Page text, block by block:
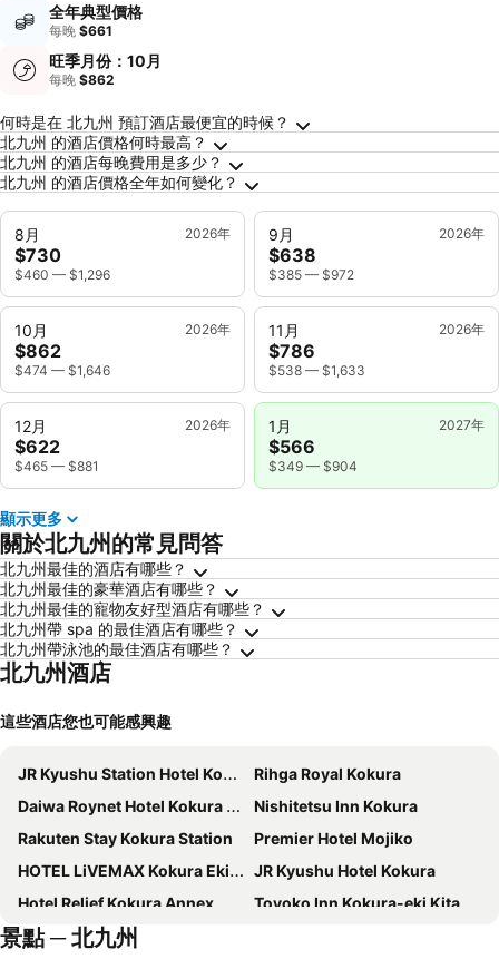
全年典型價格
每晚 $661
旺季月份：10月
每晚 $862
關於北九州的常見問答
何時是在 北九州 預訂酒店最便宜的時候？
北九州 的酒店價格何時最高？
北九州 的酒店每晚費用是多少？
北九州 的酒店價格全年如何變化？
8月 2026年
$730
$460 — $1,296
9月 2026年
$638
$385 — $972
10月 2026年
$862
$474 — $1,646
11月 2026年
$786
$538 — $1,633
12月 2026年
$622
$465 — $881
1月 2027年
$566
$349 — $904
顯示更多
關於北九州的常見問答
北九州最佳的酒店有哪些？
北九州最佳的豪華酒店有哪些？
北九州最佳的寵物友好型酒店有哪些？
北九州帶 spa 的最佳酒店有哪些？
北九州帶泳池的最佳酒店有哪些？
北九州酒店
這些酒店您也可能感興趣
JR Kyushu Station Hotel Kokura
Rihga Royal Kokura
Daiwa Roynet Hotel Kokura Ekimae
Nishitetsu Inn Kokura
Rakuten Stay Kokura Station
Premier Hotel Mojiko
HOTEL LiVEMAX Kokura Ekimae
JR Kyushu Hotel Kokura
Hotel Relief Kokura Annex
Toyoko Inn Kokura-eki Kita-guchi
ART 新田川小倉酒店
景點 ─ 北九州